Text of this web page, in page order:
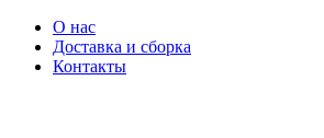
О нас
Доставка и сборка
Контакты